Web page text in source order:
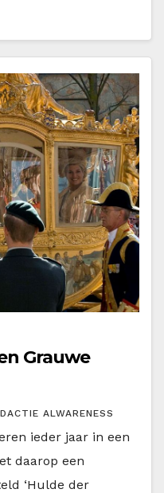
Grauwe
ALWARENESS
ieder jaar in een
daarop een
‘Hulde der